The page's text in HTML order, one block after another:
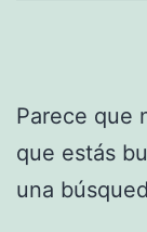
Parece que
que estás
una